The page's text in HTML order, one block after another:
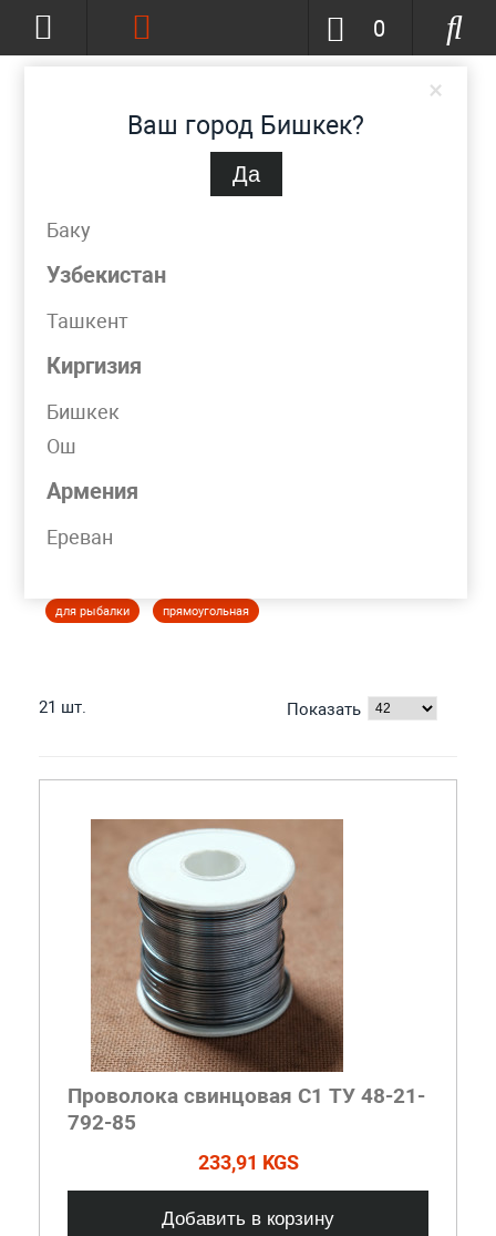
×
Ваш город Бишкек?
Да
Баку
Узбекистан
Ташкент
Киргизия
Бишкек
Ош
Армения
Ереван
0
КАТАЛОГ
ПРОВОЛОКА СВИНЦОВАЯ
для рыбалки прямоугольная
21 шт. Показать
Проволока свинцовая С1 ТУ 48-21-
792-85
233,91 KGS
Добавить в корзину